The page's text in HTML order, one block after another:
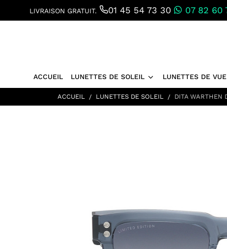
LIVRAISON GRATUIT. 01 45 54 73 30 07 82 60
ACCUEIL LUNETTES DE SOLEIL LUNETTES DE VUE
ACCUEIL LUNETTES DE SOLEIL DITA WARTHEN